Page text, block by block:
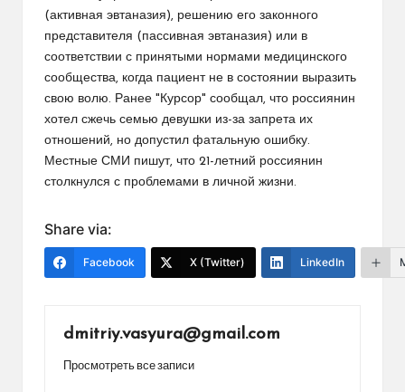
(активная эвтаназия), решению его законного
представителя (пассивная эвтаназия) или в
соответствии с принятыми нормами медицинского
сообщества, когда пациент не в состоянии выразить
свою волю. Ранее "Курсор" сообщал, что россиянин
хотел сжечь семью девушки из-за запрета их
отношений, но допустил фатальную ошибку.
Местные СМИ пишут, что 21-летний россиянин
столкнулся с проблемами в личной жизни.
Share via:
Facebook X (Twitter) LinkedIn
dmitriy.vasyura@gmail.com
Просмотреть все записи